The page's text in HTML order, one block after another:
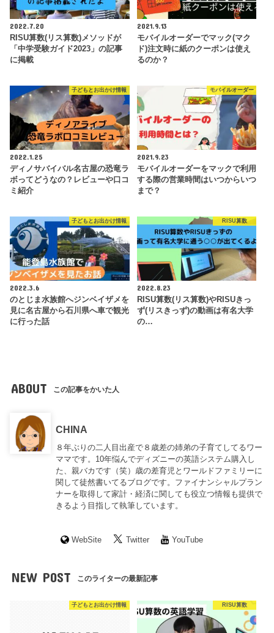
2022.7.20
RISU算数(リス算数)メソッドが
「中学受験ガイド2023」の記事
に掲載
2021.9.13
モバイルオーダーでマック(マク
ド)注文時に紙のクーポンは使え
るのか？
子どもとお出かけ情報
2022.1.25
ディノサバイバル名古屋の恐竜ラ
ボってどうなの？レビューや口コ
ミ紹介
モバイルオーダー
2021.9.23
モバイルオーダーをマックで利用
する際の営業時間はいつからいつ
まで？
子どもとお出かけ情報
2022.3.6
のとじま水族館へジンベイザメを
見に名古屋から石川県へ車で観光
に行った話
RISU算数
2022.8.23
RISU算数(リス算数)やRISUきっ
ず(リスきっず)の動画は有名大学
の…
ABOUT この記事をかいた人
CHINA
８年ぶりの二人目出産で８歳差の姉弟の子育てしてるワー
ママです。10年悩んでディズニーの英語システム購入し
た、親バカです（笑）歳の差育児とワールドファミリーに
関して徒然書いてるブログです。ファイナンシャルプラン
ナーを取得して家計・経済に関しても役立つ情報も提供で
きるよう目指して執筆しています。
WebSite Twitter YouTube
NEW POST このライターの最新記事
子どもとお出かけ情報 RISU算数